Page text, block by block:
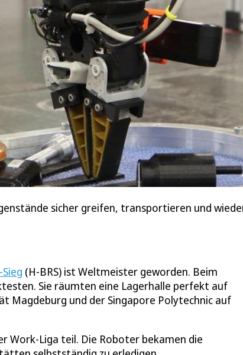
sicher greifen, transportieren und
(H-BRS) ist Weltmeister geworden. Beim
Sie räumten eine Lagerhalle perfekt auf
Magdeburg und der Singapore Polytechnic auf
Work-Liga teil. Die Roboter bekamen die